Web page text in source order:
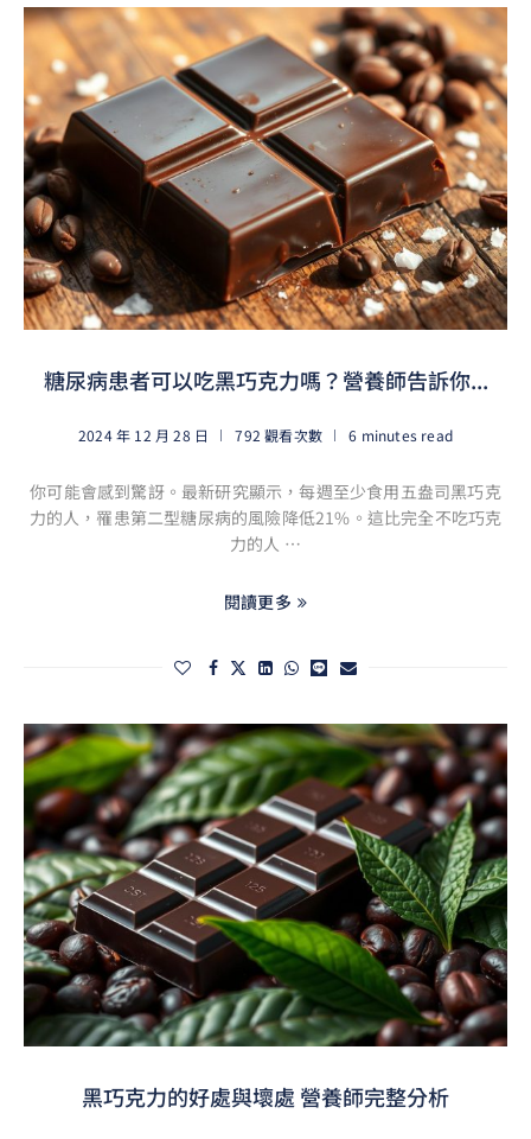
糖尿病患者可以吃黑巧克力嗎？營養師告訴你...
2024 年 12 月 28 日 792 觀看次數 6 minutes read
你可能會感到驚訝。最新研究顯示，每週至少食用五盎司黑巧克
力的人，罹患第二型糖尿病的風險降低21%。這比完全不吃巧克
力的人 …
閱讀更多
黑巧克力的好處與壞處 營養師完整分析